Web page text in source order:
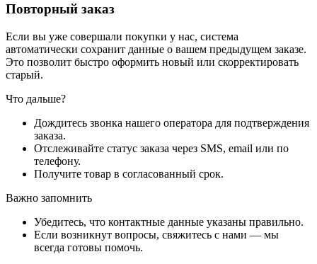
Повторный заказ
Если вы уже совершали покупки у нас, система
автоматически сохранит данные о вашем предыдущем заказе.
Это позволит быстро оформить новый или скорректировать
старый.
Что дальше?
Дождитесь звонка нашего оператора для подтверждения
заказа.
Отслеживайте статус заказа через SMS, email или по
телефону.
Получите товар в согласованный срок.
Важно запомнить
Убедитесь, что контактные данные указаны правильно.
Если возникнут вопросы, свяжитесь с нами — мы
всегда готовы помочь.